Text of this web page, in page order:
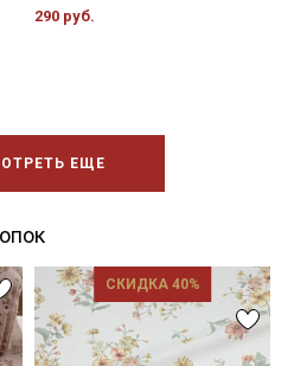
290 руб.
ЕЩЕ
СКИДКА 40%